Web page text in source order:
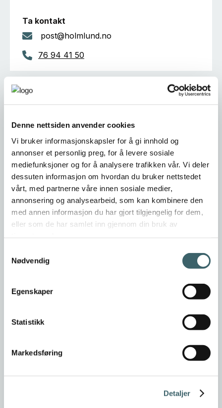
Denne nettsiden anvender cookies
Vi bruker informasjonskapsler for å gi innhold og
annonser et personlig preg, for å levere sosiale
mediefunksjoner og for å analysere trafikken vår. Vi deler
dessuten informasjon om hvordan du bruker nettstedet
vårt, med partnerne våre innen sosiale medier,
annonsering og analysearbeid, som kan kombinere den
med annen informasjon du har gjort tilgjengelig for dem,
eller som de har samlet inn gjennom din bruk av
Nødvendig
Egenskaper
Statistikk
Markedsføring
Detaljer
Ta kontakt
post@holmlund.no
76 94 41 50
Klikk her for å be om redigeringstilgang